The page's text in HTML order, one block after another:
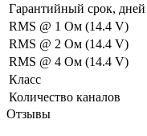
Гарантийный срок, дней
RMS @ 1 Ом (14.4 V)
RMS @ 2 Ом (14.4 V)
RMS @ 4 Ом (14.4 V)
Класс
Количество каналов
Отзывы